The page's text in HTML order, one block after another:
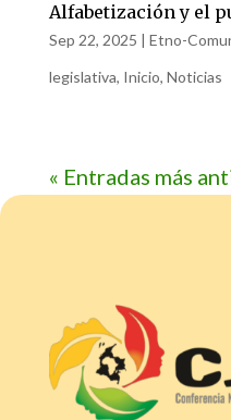
Alfabetización y el
Sep 22, 2025 | Etno-
legislativa, Inicio, Noticias
« Entradas más